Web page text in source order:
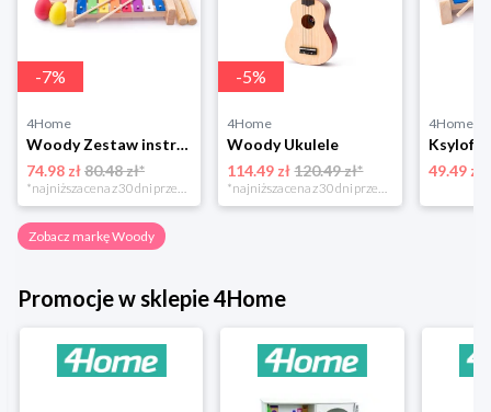
-7%
4Home
Woody Zestaw instrumentów muzycznych, 5 szt.
74.98 zł80.48 zł*
-5%
4Home
Woody Ukulele
114.49 zł 120.49 zł*
4Home
49.49 zł
Zobacz markę Woody
Promocje w sklepie 4Home